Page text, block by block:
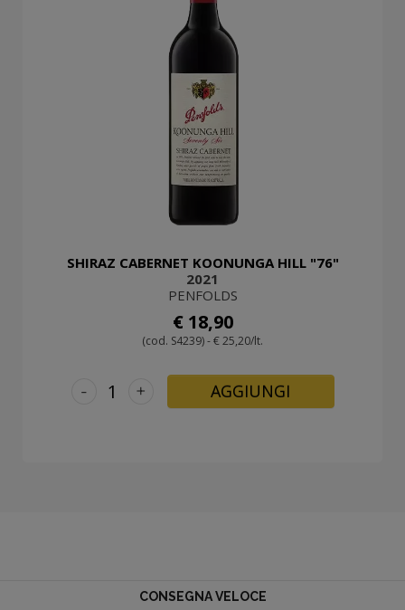
SHIRAZ CABERNET KOONUNGA HILL "76"
2021
PENFOLDS
€ 18,90
(cod. S4239) - € 25,20/lt.
+
- AGGIUNGI
CONSEGNA VELOCE